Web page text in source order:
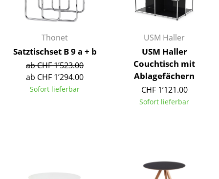
Aufbewahren
Regale & Schränke
Bücherregale
Wandregale
Garderoben
Thonet
Satztischset B 9 a + b
ab CHF 1’523.00
ab CHF 1’294.00
Sofort lieferbar
USM Haller
USM Haller
Couchtisch mit
Ablagefächern
CHF 1’121.00
Sofort lieferbar